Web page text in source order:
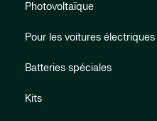
Photovoltaïque
Pour les voitures électriques
Batteries spéciales
Kits